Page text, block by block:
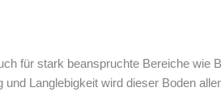
für stark beanspruchte Bereiche wie
Langlebigkeit wird dieser Boden